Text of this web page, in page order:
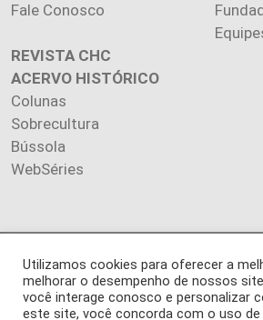
Fale Conosco
REVISTA CHC
ACERVO HISTÓRICO
Colunas
Sobrecultura
Bússola
WebSéries
Copyright 2026 INSTITUTO CIÊNCIA
reservados.
Os artigos publicados na revista
Utilizamos cookies para oferecer a
melhorar o desempenho de nossos
você interage conosco e personalizar
este site, você concorda com o uso de